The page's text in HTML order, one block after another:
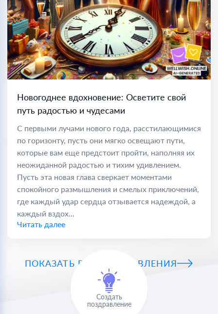
Новогоднее вдохновение: Осветите свой
путь радостью и чудесами
С первыми лучами нового года, расстилающимися
по горизонту, пусть они мягко освещают пути,
которые вам еще предстоит пройти, наполняя их
неожиданной радостью и тихим удивлением.
Пусть эта новая глава сверкает моментами
спокойного размышления и смелых приключений,
где каждый удар сердца отзывается надеждой, а
каждый вздох...
Читать далее
ПОКАЗАТЬ ВСЕ ПОЗДРАВЛЕНИЯ
Создать
поздравление